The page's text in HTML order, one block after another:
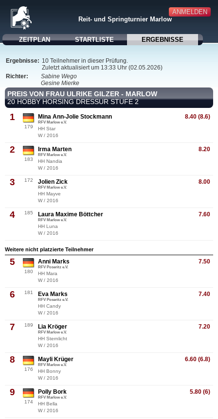
ANMELDEN
Reit- und Springturnier Marlow
ZEITPLAN STARTLISTE ERGEBNISSE
Ergebnisse: 10 Teilnehmer in dieser Prüfung.
Zuletzt aktualisiert um 13:33 Uhr (02.05.2026)
Richter:
Sabine Wego
Gesine Mierke
PREIS VON FRAU ULRIKE GILZER - MARLOW
20 HOBBY HORSING DRESSUR STUFE 2
1
179
8.40 (8.6)
Mina Ann-Jolie Stockmann
RFV Marlow e.V.
HH Star
W / 2016
2
183
8.20
Irma Marten
RFV Marlow e.V.
HH Nandia
W / 2016
3 172 8.00
Jolien Zick
RFV Marlow e.V.
HH Mayve
W / 2016
4 185 7.60
Laura Maxime Böttcher
RFV Marlow e.V.
HH Luna
W / 2016
Weitere nicht platzierte Teilnehmer
5
180
7.50
Anni Marks
RFV Poseritz e.V.
HH Mara
W / 2016
6 181 7.40
Eva Marks
RFV Poseritz e.V.
HH Candy
W / 2016
7 189 7.20
Lia Kröger
RFV Marlow e.V.
HH Sternlicht
W / 2016
8
176
6.60 (6.8)
Mayli Krüger
RFV Marlow e.V.
HH Bonny
W / 2016
9
174
5.80 (6)
Polly Bork
RFV Marlow e.V.
HH Bella
W / 2016